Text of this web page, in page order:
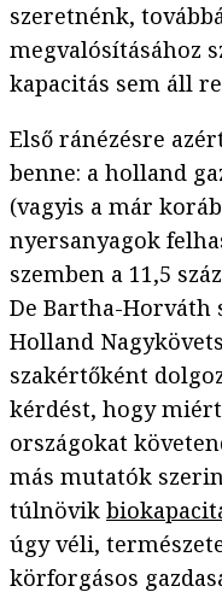
szeretnénk,
megvalósításához
kapacitás sem áll
Első ránézésre
benne: a holland
(vagyis a már
nyersanyagok
szemben a 11,5
De Bartha-Horváth
Holland
szakértőként
kérdést, hogy
országokat
más mutatók
túlnövik
úgy véli,
körforgásos